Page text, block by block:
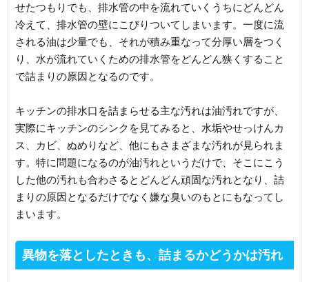
せたつもりでも、排水管の中を流れていくうちにどんどん
冷えて、排水管の壁にこびりついてしまいます。一度に流
される油は少量でも、それが積み重なって分厚い層をつく
り、水が流れていくための排水管をどんどん狭くすること
で詰まりの原因となるのです。
キッチンの排水口を詰まらせる主な汚れは油汚れですが、
実際にキッチンのシンクを見てみると、水垢やせっけんカ
ス、カビ、ぬめりなど、他にもさまざまな汚れが見られま
す。特に問題になるのが油汚れというだけで、そこにこう
した他の汚れも合わさるとどんどん頑固な汚れとなり、詰
まりの原因となるだけでなく嫌な臭いのもとにもなってし
まいます。
異物を落としたときも、詰まるかどうかは汚れ